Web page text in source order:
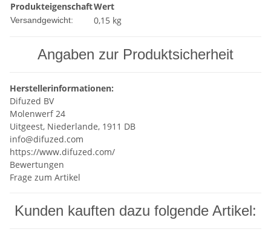
ProdukteigenschaftWert
Versandgewicht: 0,15 kg
Angaben zur Produktsicherheit
Herstellerinformationen:
Difuzed BV
Molenwerf 24
Uitgeest, Niederlande, 1911 DB
info@difuzed.com
https://www.difuzed.com/
Bewertungen
Frage zum Artikel
Kunden kauften dazu folgende Artikel: